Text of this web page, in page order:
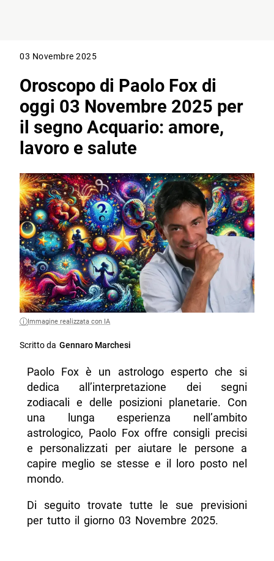
03 Novembre 2025
Oroscopo di Paolo Fox di
oggi 03 Novembre 2025 per
il segno Acquario: amore,
lavoro e salute
Immagine realizzata con IA
Scritto da Gennaro Marchesi
Paolo Fox è un astrologo esperto che si
dedica all’interpretazione dei segni
zodiacali e delle posizioni planetarie. Con
una lunga esperienza nell’ambito
astrologico, Paolo Fox offre consigli precisi
e personalizzati per aiutare le persone a
capire meglio se stesse e il loro posto nel
mondo.
Di seguito trovate tutte le sue previsioni
per tutto il giorno 03 Novembre 2025.